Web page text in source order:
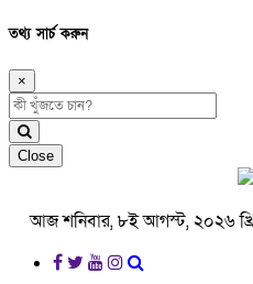
তথ্য সার্চ করুন
×
Close
আজ শনিবার, ৮ই আগস্ট, ২০২৬